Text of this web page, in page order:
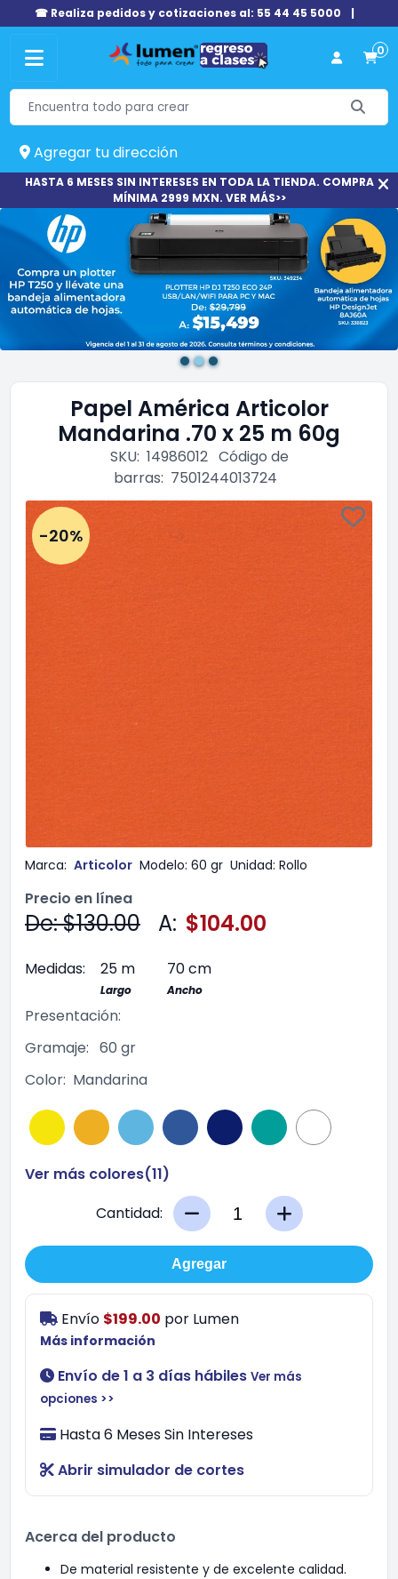
☎ Realiza pedidos y cotizaciones al: 55 44 45 5000 |
0
Agregar tu dirección
HASTA 6 MESES SIN INTERESES EN TODA LA TIENDA. COMPRA
MÍNIMA 2999 MXN. VER MÁS>>
Papel América Articolor
Mandarina .70 x 25 m 60g
SKU: 14986012 Código de
barras: 7501244013724
-20%
Marca: Articolor Modelo: 60 gr Unidad: Rollo
Precio en línea
De: $130.00 A: $104.00
Medidas: 25 m 70 cm
Largo Ancho
Presentación:
Gramaje: 60 gr
Color: Mandarina
Ver más colores(11)
Cantidad:
Agregar
Envío $199.00 por Lumen
Más información
Envío de 1 a 3 días hábiles Ver más
opciones >>
Hasta 6 Meses Sin Intereses
Abrir simulador de cortes
Acerca del producto
De material resistente y de excelente calidad.